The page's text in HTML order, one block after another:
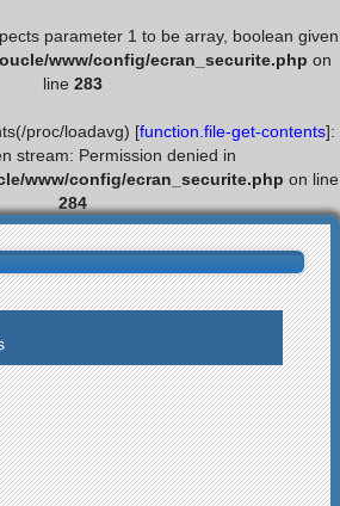
parameter 1 to be array, boolean given
www/config/ecran_securite.php on
line 283
proc/loadavg) [function.file-get-contents]:
stream: Permission denied in
www/config/ecran_securite.php on line
284